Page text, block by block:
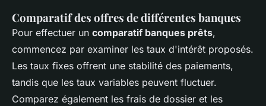
Comparatif des offres de différentes banques
Pour effectuer un comparatif banques prêts,
commencez par examiner les taux d'intérêt proposés.
Les taux fixes offrent une stabilité des paiements,
tandis que les taux variables peuvent fluctuer.
Comparez également les frais de dossier et les